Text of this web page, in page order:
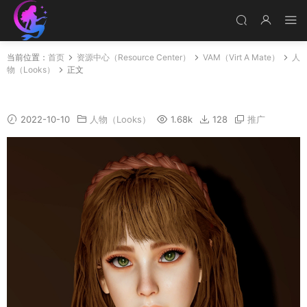
当前位置： 首页 资源中心（Resource Center） VAM（Virt A Mate）
人
物（Looks）
正文
2022-10-10 人物（Looks） 1.68k 128 推广